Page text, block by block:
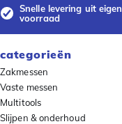
Snelle levering uit eigen
voorraad
categorieën
Zakmessen
Vaste messen
Multitools
Slijpen & onderhoud